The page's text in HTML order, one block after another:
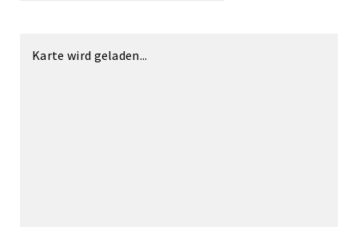
Karte wird geladen...